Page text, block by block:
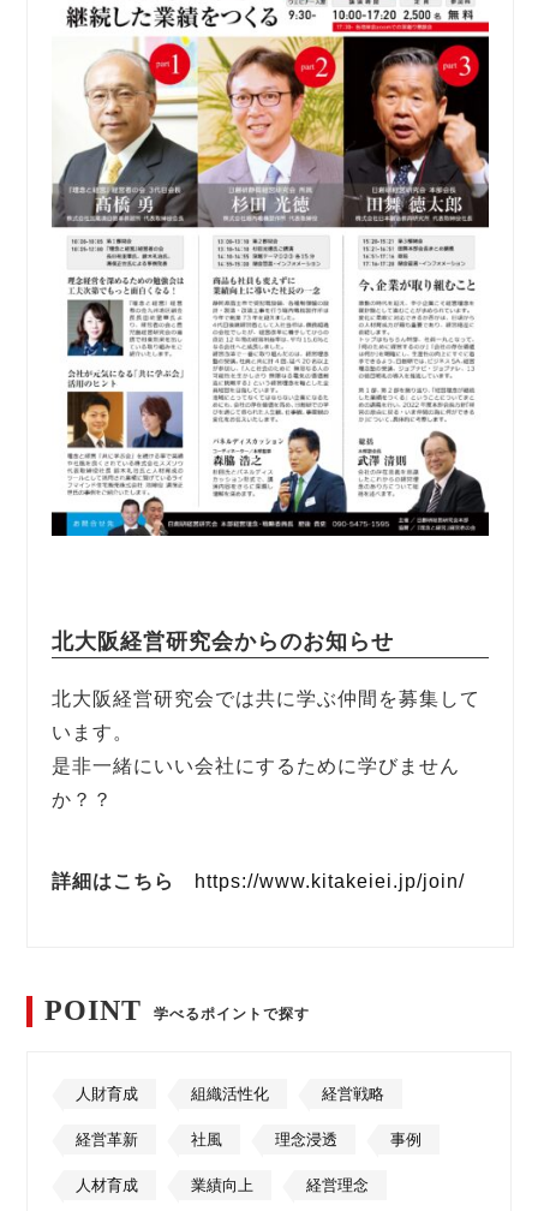
北大阪経営研究会からのお知らせ
北大阪経営研究会では共に学ぶ仲間を募集して
います。
是非一緒にいい会社にするために学びません
か？？
詳細はこちら https://www.kitakeiei.jp/join/
POINT 学べるポイントで探す
人財育成 組織活性化 経営戦略
経営革新 社風 理念浸透 事例
人材育成 業績向上 経営理念